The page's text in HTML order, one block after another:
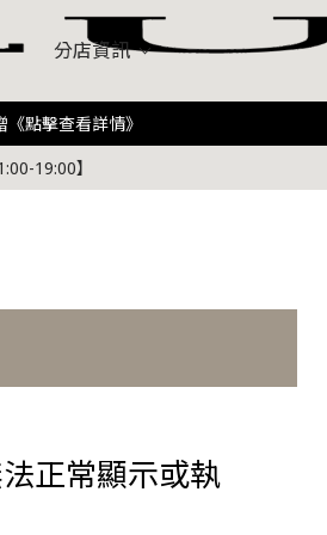
Value Designer​
分店資訊
旗鑑店 觀塘店 Dior（迪奧）
Balenciaga (巴黎世家)
點擊查看詳情》
19:00】
正常顯示或執